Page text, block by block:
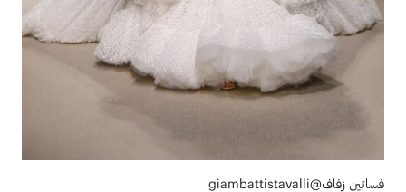
فساتين زفاف@giambattistavalli